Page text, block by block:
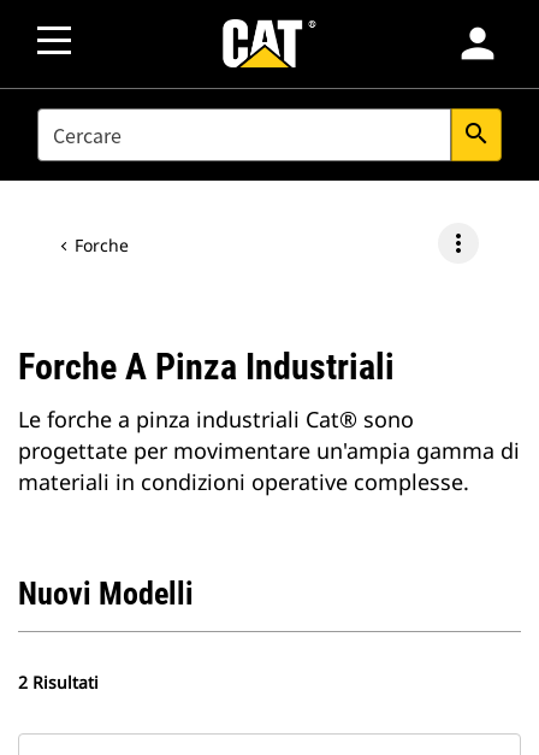
person
SEARCH search
Forche more_vert
Forche A Pinza Industriali
Le forche a pinza industriali Cat® sono
progettate per movimentare un'ampia gamma di
materiali in condizioni operative complesse.
Nuovi Modelli
2 Risultati